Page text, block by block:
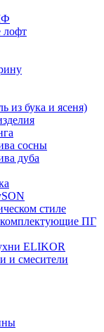
Этажерка
лофт
бука и ясеня)
сосны
дуба
ПГ